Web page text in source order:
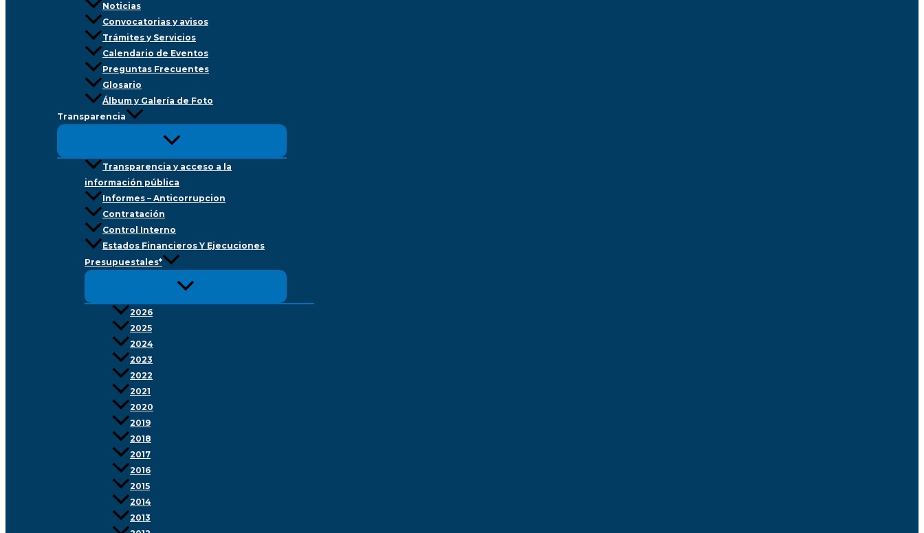
Noticias
Convocatorias y avisos
Trámites y Servicios
Calendario de Eventos
Preguntas Frecuentes
Glosario
Álbum y Galería de Foto
Transparencia
Transparencia y acceso a la
información pública
Informes – Anticorrupcion
Contratación
Control Interno
Estados Financieros Y Ejecuciones
Presupuestales*
2026
2025
2024
2023
2022
2021
2020
2019
2018
2017
2016
2015
2014
2013